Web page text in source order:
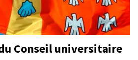
Conseil universitaire